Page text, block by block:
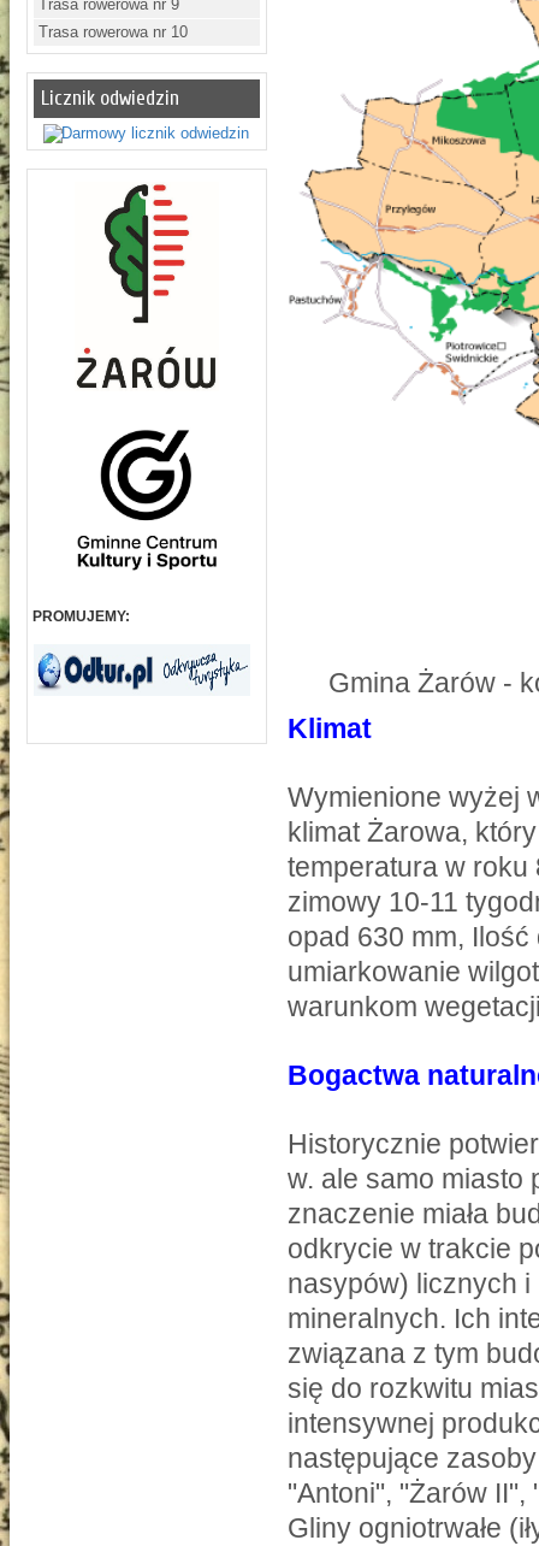
Trasa rowerowa nr 9
Trasa rowerowa nr 10
Licznik odwiedzin
PROMUJEMY:
Gmina Żarów -
Klimat
Wymienione wyżej
klimat Żarowa,
temperatura w roku
zimowy 10-11
opad 630 mm,
umiarkowanie
warunkom
Bogactwa
Historycznie
w. ale samo miasto
znaczenie miała
odkrycie w trakcie
nasypów) licznych i
mineralnych. Ich
związana z tym
się do rozkwitu
intensywnej
następujące
"Antoni", "Żarów II",
Gliny ogniotrwałe